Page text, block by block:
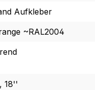
Aufkleber
~RAL2004
18''